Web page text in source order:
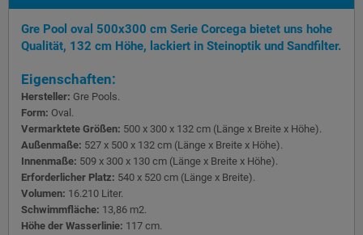
Gre Pool oval 500x300 cm Serie Corcega bietet uns hohe
Qualität, 132 cm Höhe, lackiert in Steinoptik und Sandfilter.
Eigenschaften:
Hersteller: Gre Pools.
Form: Oval.
Vermarktete Größen: 500 x 300 x 132 cm (Länge x Breite x Höhe).
Außenmaße: 527 x 500 x 132 cm (Länge x Breite x Höhe).
Innenmaße: 509 x 300 x 130 cm (Länge x Breite x Höhe).
Erforderlicher Platz: 540 x 520 cm (Länge x Breite).
Volumen: 16.210 Liter.
Schwimmfläche: 13,86 m2.
Höhe der Wasserlinie: 117 cm.